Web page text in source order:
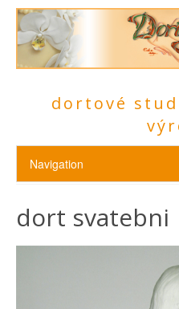
dortové
dort svatebni